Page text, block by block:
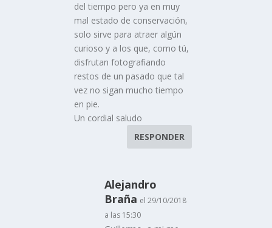
del tiempo pero ya en muy
mal estado de conservación,
solo sirve para atraer algún
curioso y a los que, como tú,
disfrutan fotografiando
restos de un pasado que tal
vez no sigan mucho tiempo
en pie.
Un cordial saludo
RESPONDER
Alejandro
Braña el 29/10/2018
a las 15:30